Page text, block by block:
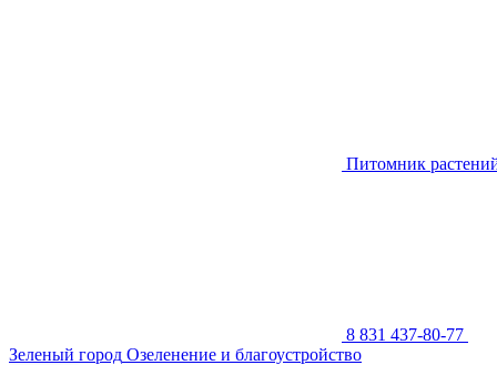
Питомник
8 831 437-80-77
Зеленый город Озеленение и благоустройство